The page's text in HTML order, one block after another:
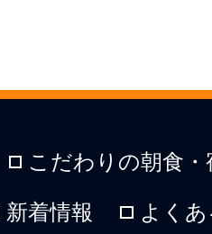
こだわりの朝食
新着情報 よく